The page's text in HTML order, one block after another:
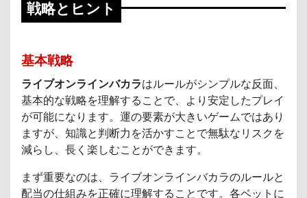
戦略とヒント
基本戦略
ライブオンラインバカラはルールがシンプルな反面、
基本的な戦略を理解することで、より安定したプレイ
が可能になります。運の要素が大きいゲームではあり
ますが、知識と判断力を活かすことで無駄なリスクを
減らし、長く楽しむことができます。
まず重要なのは、ライブオンラインバカラのルールと
配当の仕組みを正確に理解することです。各ベットに